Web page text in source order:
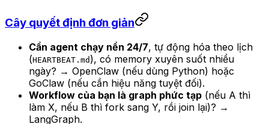
Cây quyết định đơn giản
Cần agent chạy nền 24/7, tự động hóa theo lịch
(HEARTBEAT.md ), có memory xuyên suốt nhiều
ngày? → OpenClaw (nếu dùng Python) hoặc
GoClaw (nếu cần hiệu năng tuyệt đối).
Workflow của bạn là graph phức tạp (nếu A thì
làm X, nếu B thì fork sang Y, rồi join lại)? →
LangGraph.